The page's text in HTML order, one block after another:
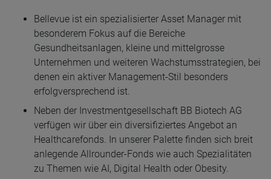
Bellevue ist ein spezialisierter Asset Manager mit
besonderem Fokus auf die Bereiche
Gesundheitsanlagen, kleine und mittelgrosse
Unternehmen und weiteren Wachstumsstrategien, bei
denen ein aktiver Management-Stil besonders
erfolgversprechend ist.
Neben der Investmentgesellschaft BB Biotech AG
verfügen wir über ein diversifiziertes Angebot an
Healthcarefonds. In unserer Palette finden sich breit
anlegende Allrounder-Fonds wie auch Spezialitäten
zu Themen wie AI, Digital Health oder Obesity.